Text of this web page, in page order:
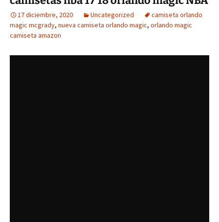
17 diciembre, 2020 Uncategorized
camiseta orlando
magic mcgrady, nueva camiseta orlando magic, orlando magic
camiseta amazon